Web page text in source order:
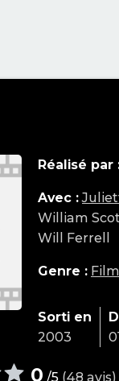
Réalisé par
Avec :
William
Will Ferrell
Genre :
Sorti en
2003
0 /5 (48 avis)